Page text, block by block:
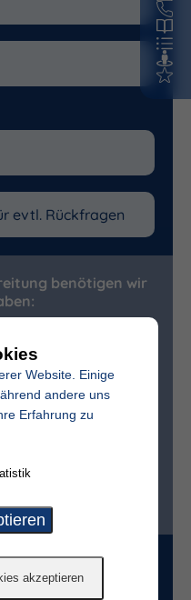
benötigen wir
Website. Einige
andere uns
Erfahrung zu